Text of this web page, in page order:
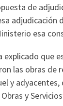
de
adjudicación
esa
explicado que
las obras de
y
y